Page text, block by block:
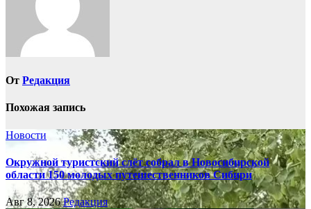
От Редакция
Похожая запись
Новости
Окружной туристский слёт собрал в Новосибирской
области 150 молодых путешественников Сибири
Авг 8, 2026Редакция